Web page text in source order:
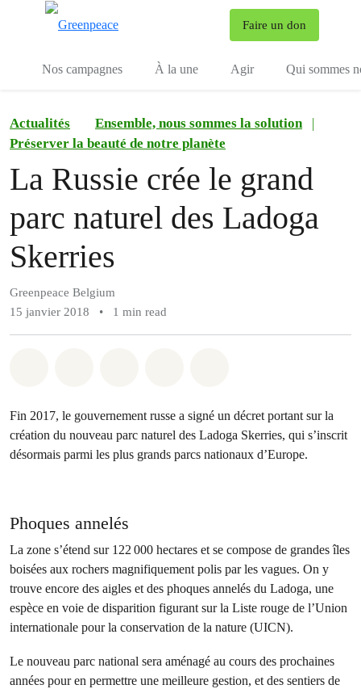
Faire un don
Nos campagnes À la une Agir Qui sommes
Actualités Ensemble, nous sommes la solution
|
Préserver la beauté de notre planète
La Russie crée le grand
parc naturel des Ladoga
Skerries
Greenpeace Belgium
15 janvier 2018
• 1 min read
Fin 2017, le gouvernement russe a signé un décret portant sur la
création du nouveau parc naturel des Ladoga Skerries, qui s’inscrit
désormais parmi les plus grands parcs nationaux d’Europe.
Phoques annelés
La zone s’étend sur 122 000 hectares et se compose de grandes îles
boisées aux rochers magnifiquement polis par les vagues. On y
trouve encore des aigles et des phoques annelés du Ladoga, une
espèce en voie de disparition figurant sur la Liste rouge de l’Union
internationale pour la conservation de la nature (UICN).
Le nouveau parc national sera aménagé au cours des prochaines
années pour en permettre une meilleure gestion, et des sentiers de